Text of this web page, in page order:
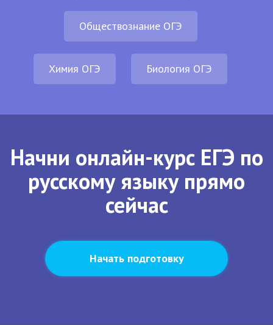
Обществознание ОГЭ
Химия ОГЭ Биология ОГЭ
Начни онлайн-курс ЕГЭ по
русскому языку прямо
сейчас
Начать подготовку